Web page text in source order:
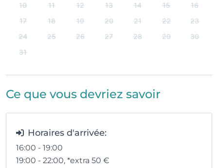
10
11 12 13 14 15
16
17
18 19 20 21 22
23
24
25 26 27 28 29
30
31
Ce que vous devriez savoir
Horaires d'arrivée:
16:00 - 19:00
19:00 - 22:00, *extra 50 €